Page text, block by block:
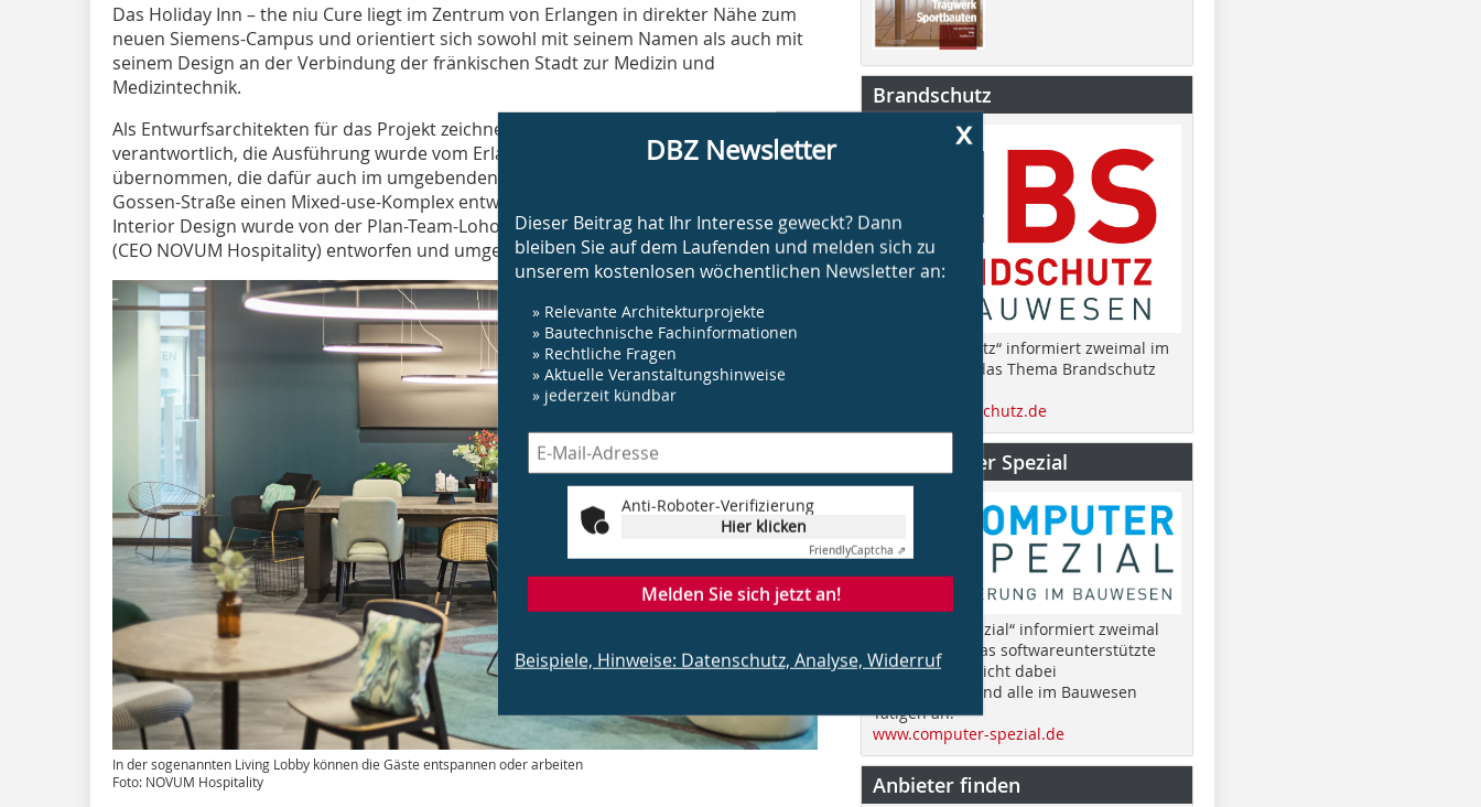
Das Holiday Inn – the niu Cure liegt im Zentrum von Erlangen in direkter Nähe zum
neuen Siemens-Campus und orientiert sich sowohl mit seinem Namen als auch mit
seinem Design an der Verbindung der fränkischen Stadt zur Medizin und
Medizintechnik.
Als Entwurfsarchitekten für das Projekt zeichnen WWA Architekten aus München
verantwortlich, die Ausführung wurde vom Erlanger Büro SSP Architekten
übernommen, die dafür auch im umgebenden Paul-Carré an der Erlanger Paul-
Gossen-Straße einen Mixed-use-Komplex entwickelten. Die Innenarchitektur nebst
Interior Design wurde von der Plan-Team-Lohoff GmbH & Co. KG und Samira Said
(CEO NOVUM Hospitality) entworfen und umgesetzt.
In der sogenannten ­Living Lobby können die Gäste entspannen oder arbeiten
Foto: NOVUM Hospitality
x
DBZ Newsletter
Dieser Beitrag hat Ihr Interesse geweckt? Dann
bleiben Sie auf dem Laufenden und melden sich zu
unserem kostenlosen wöchentlichen Newsletter an:
» Relevante Architekturprojekte
» Bautechnische Fachinformationen
» Rechtliche Fragen
» Aktuelle Veranstaltungshinweise
» jederzeit kündbar
Anti-Roboter-Verifizierung
Hier klicken
FriendlyCaptcha ⇗
Melden Sie sich jetzt an!
Beispiele, Hinweise: Datenschutz, Analyse, Widerruf
Brandschutz
„BS Brandschutz“ informiert zweimal im
Jahr rund um das Thema Brandschutz
www.bsbrandschutz.de
CS Computer Spezial
„Computer Spezial“ informiert zweimal
im Jahr über das softwareunterstützte
Bauen und spricht dabei
fachübergreifend alle im Bauwesen
Tätigen an.
www.computer-spezial.de
Anbieter finden